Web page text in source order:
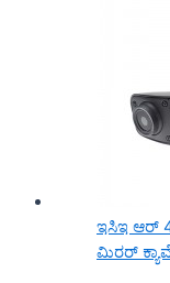
ಇಸಿಇ ಆರ್
ಮಿರರ್